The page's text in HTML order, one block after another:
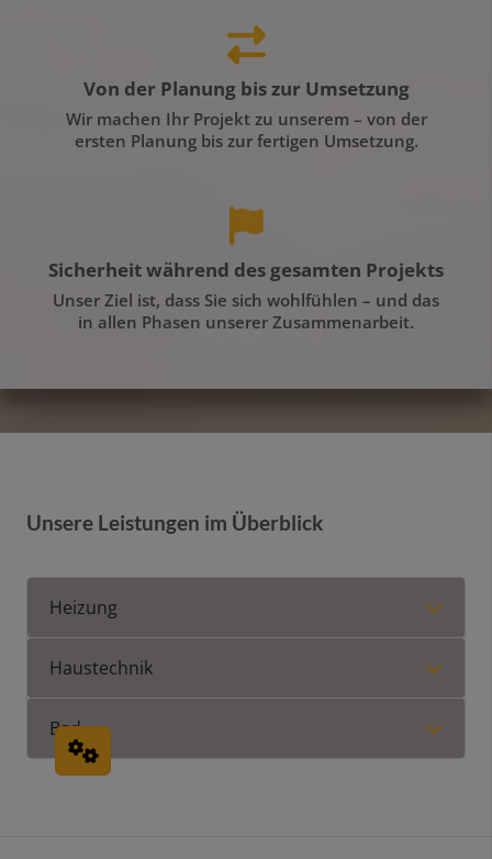
Von der Planung bis zur Umsetzung
Wir machen Ihr Projekt zu unserem – von der
ersten Planung bis zur fertigen Umsetzung.
Sicherheit während des gesamten Projekts
Unser Ziel ist, dass Sie sich wohlfühlen – und das
in allen Phasen unserer Zusammenarbeit.
Unsere Leistungen im Überblick
Heizung
Haustechnik
Bad